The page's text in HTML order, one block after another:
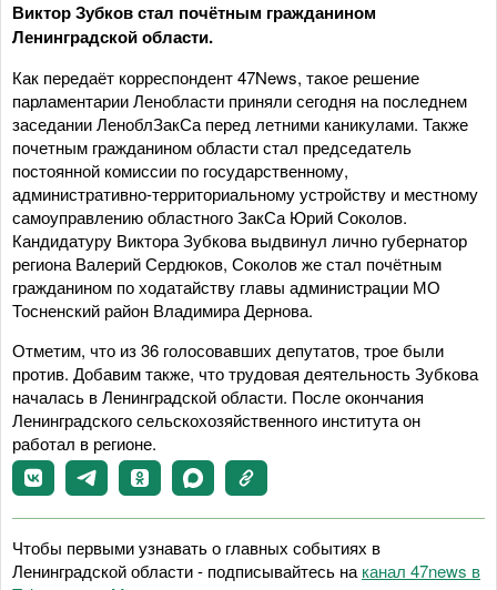
Виктор Зубков стал почётным гражданином
Ленинградской области.
Как передаёт корреспондент 47News, такое решение
парламентарии Ленобласти приняли сегодня на последнем
заседании ЛеноблЗакСа перед летними каникулами. Также
почетным гражданином области стал председатель
постоянной комиссии по государственному,
административно-территориальному устройству и местному
самоуправлению областного ЗакСа Юрий Соколов.
Кандидатуру Виктора Зубкова выдвинул лично губернатор
региона Валерий Сердюков, Соколов же стал почётным
гражданином по ходатайству главы администрации МО
Тосненский район Владимира Дернова.
Отметим, что из 36 голосовавших депутатов, трое были
против. Добавим также, что трудовая деятельность Зубкова
началась в Ленинградской области. После окончания
Ленинградского сельскохозяйственного института он
работал в регионе.
Чтобы первыми узнавать о главных событиях в
Ленинградской области - подписывайтесь на канал 47news в